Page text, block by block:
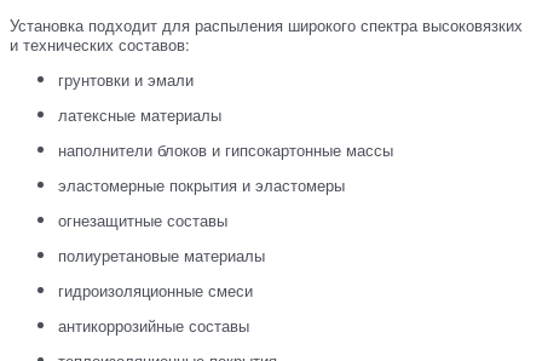
Установка подходит для распыления широкого спектра высоковязких
и технических составов:
грунтовки и эмали
латексные материалы
наполнители блоков и гипсокартонные массы
эластомерные покрытия и эластомеры
огнезащитные составы
полиуретановые материалы
гидроизоляционные смеси
антикоррозийные составы